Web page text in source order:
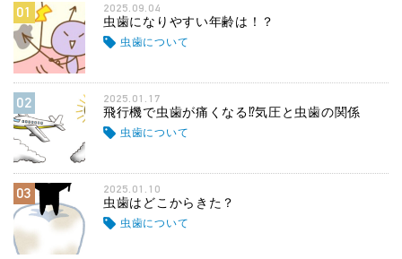
01 2025.09.04
虫歯になりやすい年齢は！？
虫歯について
02 2025.01.17
飛行機で虫歯が痛くなる⁉気圧と虫歯の関係
虫歯について
03 2025.01.10
虫歯はどこからきた？
虫歯について